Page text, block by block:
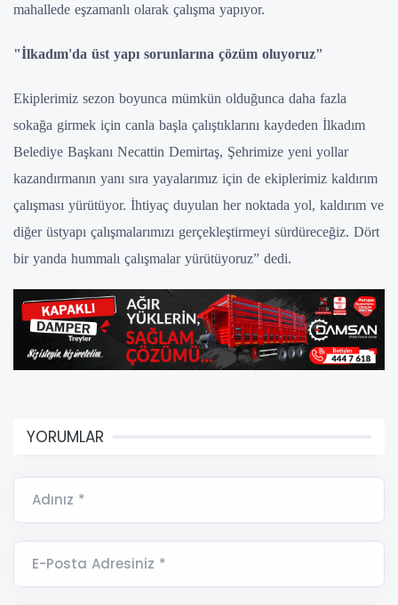
mahallede eşzamanlı olarak çalışma yapıyor.
"İlkadım'da üst yapı sorunlarına çözüm oluyoruz"
Ekiplerimiz sezon boyunca mümkün olduğunca daha fazla
sokağa girmek için canla başla çalıştıklarını kaydeden İlkadım
Belediye Başkanı Necattin Demirtaş, Şehrimize yeni yollar
kazandırmanın yanı sıra yayalarımız için de ekiplerimiz kaldırım
çalışması yürütüyor. İhtiyaç duyulan her noktada yol, kaldırım ve
diğer üstyapı çalışmalarımızı gerçekleştirmeyi sürdüreceğiz. Dört
bir yanda hummalı çalışmalar yürütüyoruz” dedi.
YORUMLAR
Adınız *
E-Posta Adresiniz *